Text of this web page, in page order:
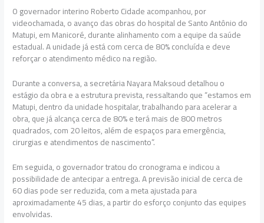
O governador interino Roberto Cidade acompanhou, por
videochamada, o avanço das obras do hospital de Santo Antônio do
Matupi, em Manicoré, durante alinhamento com a equipe da saúde
estadual. A unidade já está com cerca de 80% concluída e deve
reforçar o atendimento médico na região.
Durante a conversa, a secretária Nayara Maksoud detalhou o
estágio da obra e a estrutura prevista, ressaltando que “estamos em
Matupi, dentro da unidade hospitalar, trabalhando para acelerar a
obra, que já alcança cerca de 80% e terá mais de 800 metros
quadrados, com 20 leitos, além de espaços para emergência,
cirurgias e atendimentos de nascimento”.
Em seguida, o governador tratou do cronograma e indicou a
possibilidade de antecipar a entrega. A previsão inicial de cerca de
60 dias pode ser reduzida, com a meta ajustada para
aproximadamente 45 dias, a partir do esforço conjunto das equipes
envolvidas.